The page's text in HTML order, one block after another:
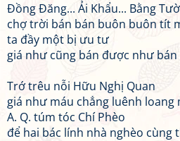
Đồng Đăng... Ải Khẩu... Bằng
chợ trời bán bán buôn buôn tít
ta đầy một bị ưu tư
giá như cũng bán được như bán
Trớ trêu nỗi Hữu Nghị Quan
giá như máu chẳng luênh loang
A. Q. túm tóc Chí Phèo
để hai bác lính nhà nghèo cùng